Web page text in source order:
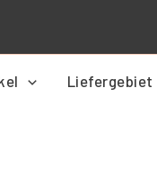
Liefergebiet